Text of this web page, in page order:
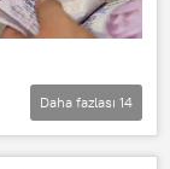
Daha fazlası 14